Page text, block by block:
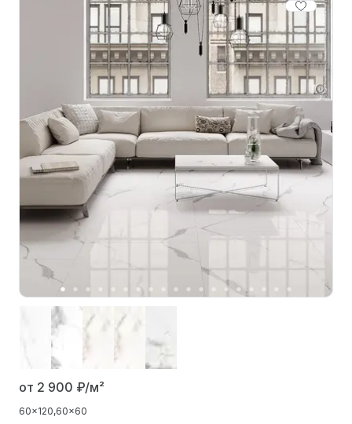
от 2 900 ₽/м²
60x120 60x60